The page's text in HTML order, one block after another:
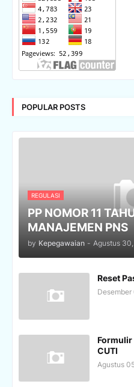
POPULAR POSTS
REGULASI
PP NOMOR 11
MANAJEMEN PNS
by Kepegawaian - Agustus
Reset
Desember
Formulir
CUTI
Agustus